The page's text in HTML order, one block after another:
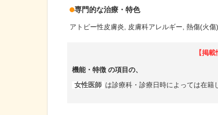
専門的な治療・特色
アトピー性皮膚炎 皮膚科アレルギー 熱傷(火傷)
【掲
機能・特徴 の項目の、
女性医師 は診療科・診療日時によっては在籍